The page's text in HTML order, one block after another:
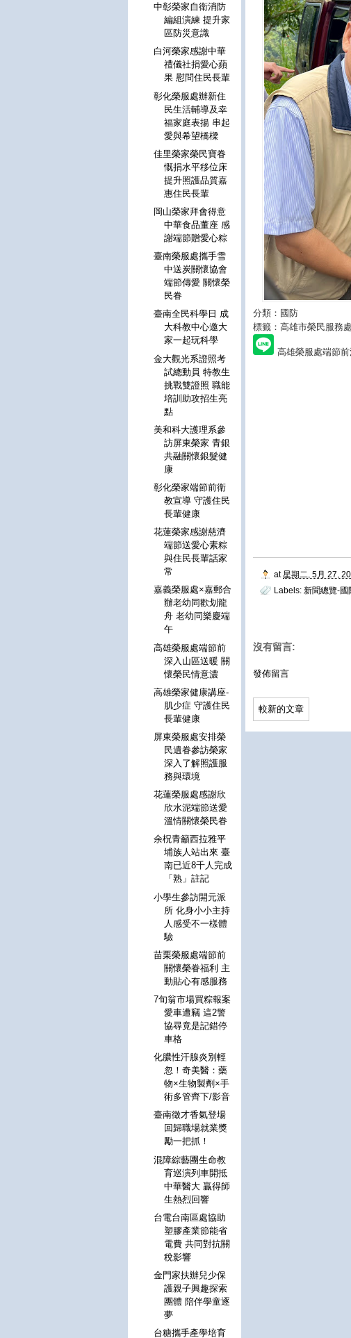
分類：國防
標籤：高雄市榮民服務處
高雄榮服處端節
at 星期二, 5月 27,
Labels: 新聞總覽-國
沒有留言:
發佈留言
較新的文章
中彰榮家自衛消防
編組演練 提升家
區防災意識
白河榮家感謝中華
禮儀社捐愛心蘋
果 慰問住民長輩
彰化榮服處辦新住
民生活輔導及幸
福家庭表揚 串起
愛與希望橋樑
佳里榮家榮民寶眷
慨捐水平移位床
提升照護品質嘉
惠住民長輩
岡山榮家拜會得意
中華食品董座 感
謝端節贈愛心粽
臺南榮服處攜手雪
中送炭關懷協會
端節傳愛 關懷榮
民眷
臺南全民科學日 成
大科教中心邀大
家一起玩科學
金大觀光系證照考
試總動員 特教生
挑戰雙證照 職能
培訓助攻招生亮
點
美和科大護理系參
訪屏東榮家 青銀
共融關懷銀髮健
康
彰化榮家端節前衛
教宣導 守護住民
長輩健康
花蓮榮家感謝慈濟
端節送愛心素粽
與住民長輩話家
常
嘉義榮服處×嘉郵合
辦老幼同歡划龍
舟 老幼同樂慶端
午
高雄榮服處端節前
深入山區送暖 關
懷榮民情意濃
高雄榮家健康講座-
肌少症 守護住民
長輩健康
屏東榮服處安排榮
民遺眷參訪榮家
深入了解照護服
務與環境
花蓮榮服處感謝欣
欣水泥端節送愛
溫情關懷榮民眷
余柷青籲西拉雅平
埔族人站出來 臺
南已近8千人完成
「熟」註記
小學生參訪開元派
所 化身小小主持
人感受不一樣體
驗
苗栗榮服處端節前
關懷榮眷福利 主
動貼心有感服務
7旬翁市場買粽報案
愛車遭竊 這2警
協尋竟是記錯停
車格
化膿性汗腺炎別輕
忽！奇美醫：藥
物×生物製劑×手
術多管齊下/影音
臺南徵才香氣登場
回歸職場就業獎
勵一把抓！
混障綜藝團生命教
育巡演列車開抵
中華醫大 贏得師
生熱烈回響
台電台南區處協助
塑膠產業節能省
電費 共同對抗關
稅影響
金門家扶辦兒少保
護親子興趣探索
團體 陪伴學童逐
夢
台糖攜手產學培育